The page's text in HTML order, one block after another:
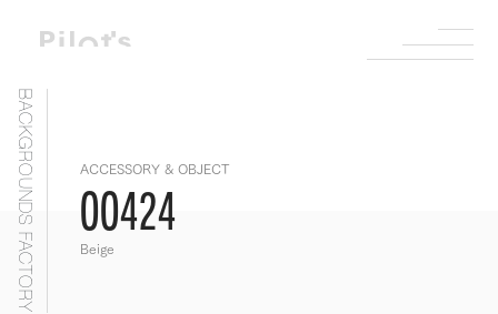
BACKGROUNDS FACTORY ACCESSORY & OBJECT
OO424
Beige